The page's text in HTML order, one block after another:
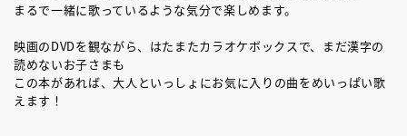
まるで一緒に歌っているような気分で楽しめます。
映画のDVDを観ながら、はたまたカラオケボックスで、まだ漢字の
読めないお子さまも
この本があれば、大人といっしょにお気に入りの曲をめいっぱい歌
えます！